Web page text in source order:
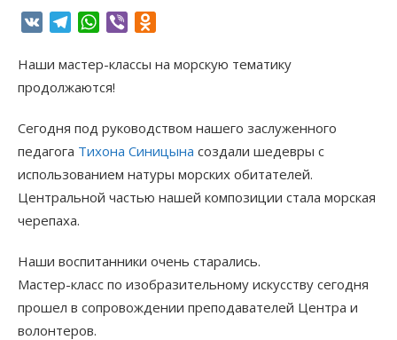
VK TelegramWhatsApp
Viber
Наши мастер-классы на морскую тематику
продолжаются!
Сегодня под руководством нашего заслуженного
педагога Тихона Синицына создали шедевры с
использованием натуры морских обитателей.
Центральной частью нашей композиции стала морская
черепаха.
Наши воспитанники очень старались.
Мастер-класс по изобразительному искусству сегодня
прошел в сопровождении преподавателей Центра и
волонтеров.